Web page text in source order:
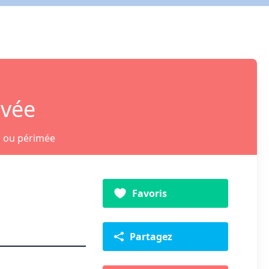
ou périmée
Favoris
Partagez